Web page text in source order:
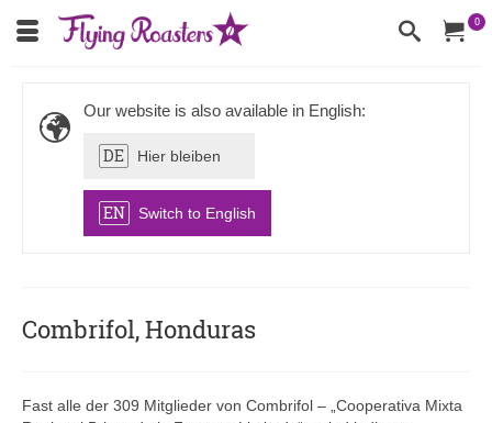
0
Our website is also available in English:
DE Hier bleiben
EN Switch to English
Combrifol, Honduras
Fast alle der 309 Mitglieder von Combrifol – „Cooperativa Mixta